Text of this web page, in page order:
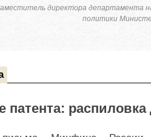
директора департамента
политики
патента: